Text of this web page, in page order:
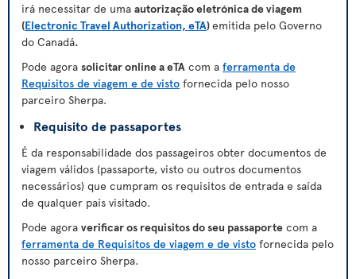
irá necessitar de uma autorização eletrónica de viagem
(Electronic Travel Authorization, eTA)emitida pelo Governo
do Canadá.
Pode agora solicitar online a eTA com a ferramenta de
Requisitos de viagem e de visto fornecida pelo nosso
parceiro Sherpa.
Requisito de passaportes
É da responsabilidade dos passageiros obter documentos de
viagem válidos (passaporte, visto ou outros documentos
necessários) que cumpram os requisitos de entrada e saída
de qualquer país visitado.
Pode agora verificar os requisitos do seu passaporte com a
ferramenta de Requisitos de viagem e de visto fornecida pelo
nosso parceiro Sherpa.